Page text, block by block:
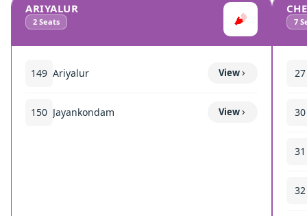
ARIYALUR
2 Seats
149 Ariyalur View
150 Jayankondam View
7
27
30
31
32